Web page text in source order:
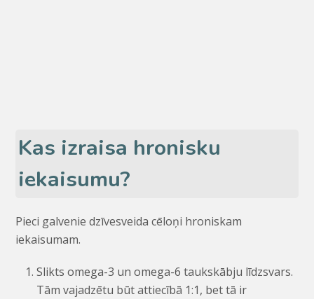
Kas izraisa hronisku
iekaisumu?
Pieci galvenie dzīvesveida cēloņi hroniskam
iekaisumam.
Slikts omega-3 un omega-6 taukskābju līdzsvars.
Tām vajadzētu būt attiecībā 1:1, bet tā ir